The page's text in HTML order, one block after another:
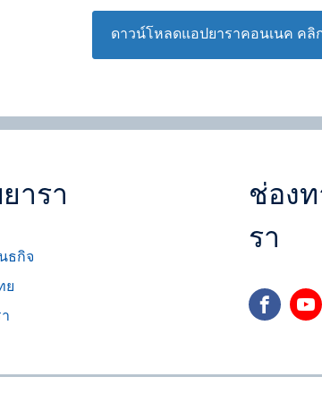
ดาวน์โหลดแอปยาราคอนเนค คลิ
ารา
ธกิจ
ย
ช่อง
รา
facebook